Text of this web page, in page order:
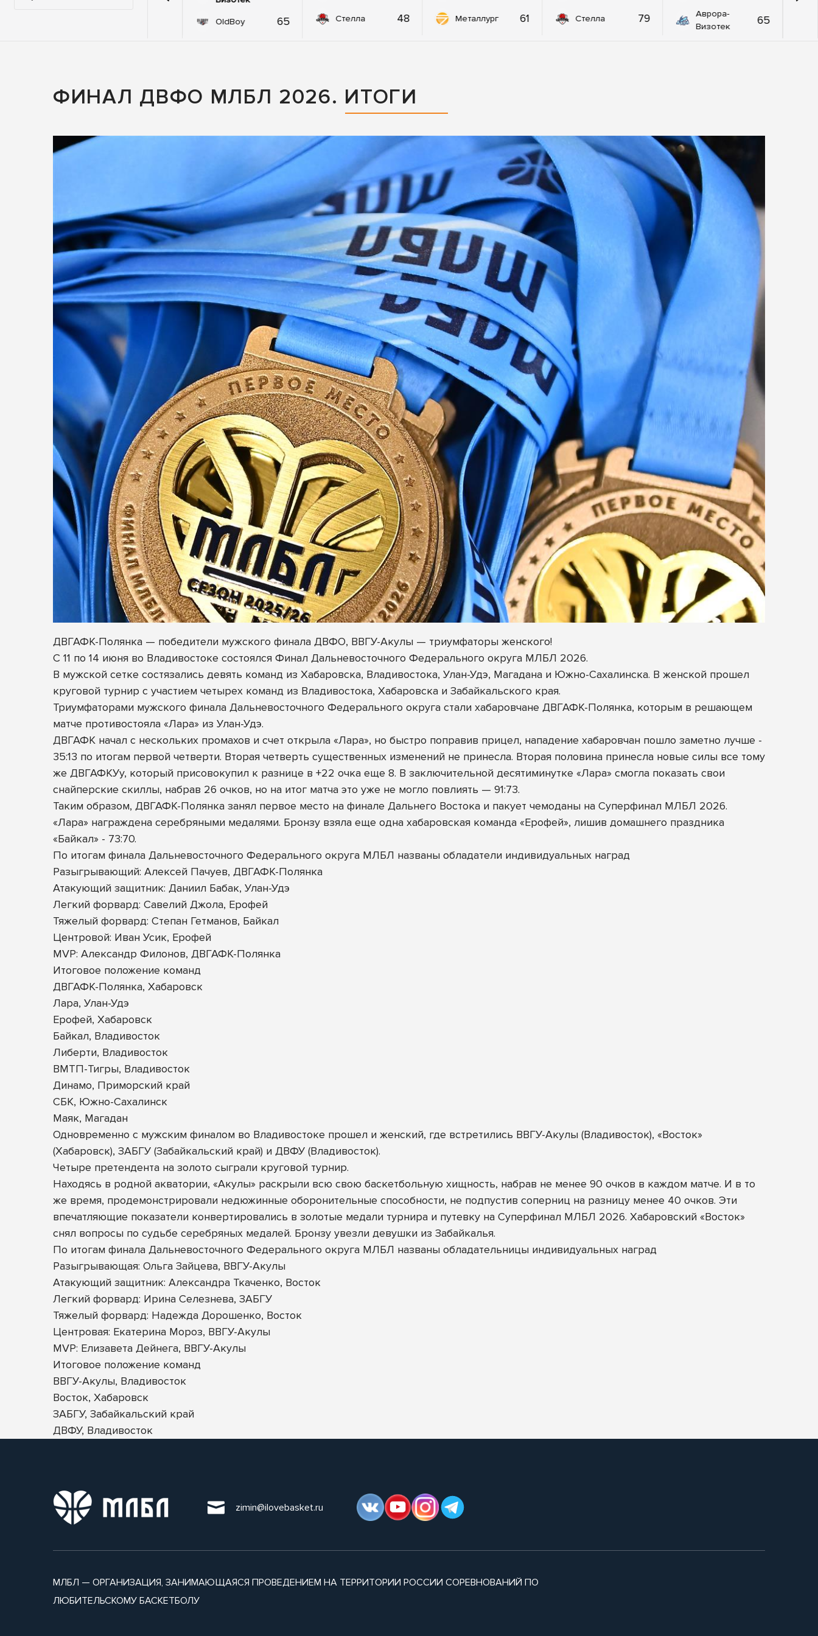
OldBoy 65 Стелла 48 Металлург 61 Стелла 79
Аврора-
Визотек
65
ФИНАЛ ДВФО МЛБЛ 2026. ИТОГИ
ДВГАФК-Полянка — победители мужского финала ДВФО, ВВГУ-Акулы — триумфаторы женского!
С 11 по 14 июня во Владивостоке состоялся Финал Дальневосточного Федерального округа МЛБЛ 2026.
В мужской сетке состязались девять команд из Хабаровска, Владивостока, Улан-Удэ, Магадана и Южно-Сахалинска. В женской прошел
круговой турнир с участием четырех команд из Владивостока, Хабаровска и Забайкальского края.
Триумфаторами мужского финала Дальневосточного Федерального округа стали хабаровчане ДВГАФК-Полянка, которым в решающем
матче противостояла «Лара» из Улан-Удэ.
ДВГАФК начал с нескольких промахов и счет открыла «Лара», но быстро поправив прицел, нападение хабаровчан пошло заметно лучше -
35:13 по итогам первой четверти. Вторая четверть существенных изменений не принесла. Вторая половина принесла новые силы все тому
же ДВГАФКУу, который присовокупил к разнице в +22 очка еще 8. В заключительной десятиминутке «Лара» смогла показать свои
снайперские скиллы, набрав 26 очков, но на итог матча это уже не могло повлиять — 91:73.
Таким образом, ДВГАФК-Полянка занял первое место на финале Дальнего Востока и пакует чемоданы на Суперфинал МЛБЛ 2026.
«Лара» награждена серебряными медалями. Бронзу взяла еще одна хабаровская команда «Ерофей», лишив домашнего праздника
«Байкал» - 73:70.
По итогам финала Дальневосточного Федерального округа МЛБЛ названы обладатели индивидуальных наград
Разыгрывающий: Алексей Пачуев, ДВГАФК-Полянка
Атакующий защитник: Даниил Бабак, Улан-Удэ
Легкий форвард: Савелий Джола, Ерофей
Тяжелый форвард: Степан Гетманов, Байкал
Центровой: Иван Усик, Ерофей
MVP: Александр Филонов, ДВГАФК-Полянка
Итоговое положение команд
ДВГАФК-Полянка, Хабаровск
Лара, Улан-Удэ
Ерофей, Хабаровск
Байкал, Владивосток
Либерти, Владивосток
ВМТП-Тигры, Владивосток
Динамо, Приморский край
СБК, Южно-Сахалинск
Маяк, Магадан
Одновременно с мужским финалом во Владивостоке прошел и женский, где встретились ВВГУ-Акулы (Владивосток), «Восток»
(Хабаровск), ЗАБГУ (Забайкальский край) и ДВФУ (Владивосток).
Четыре претендента на золото сыграли круговой турнир.
Находясь в родной акватории, «Акулы» раскрыли всю свою баскетбольную хищность, набрав не менее 90 очков в каждом матче. И в то
же время, продемонстрировали недюжинные оборонительные способности, не подпустив соперниц на разницу менее 40 очков. Эти
впечатляющие показатели конвертировались в золотые медали турнира и путевку на Суперфинал МЛБЛ 2026. Хабаровский «Восток»
снял вопросы по судьбе серебряных медалей. Бронзу увезли девушки из Забайкалья.
По итогам финала Дальневосточного Федерального округа МЛБЛ названы обладательницы индивидуальных наград
Разыгрывающая: Ольга Зайцева, ВВГУ-Акулы
Атакующий защитник: Александра Ткаченко, Восток
Легкий форвард: Ирина Селезнева, ЗАБГУ
Тяжелый форвард: Надежда Дорошенко, Восток
Центровая: Екатерина Мороз, ВВГУ-Акулы
MVP: Елизавета Дейнега, ВВГУ-Акулы
Итоговое положение команд
ВВГУ-Акулы, Владивосток
Восток, Хабаровск
ЗАБГУ, Забайкальский край
ДВФУ, Владивосток
zimin@ilovebasket.ru
МЛБЛ — ОРГАНИЗАЦИЯ, ЗАНИМАЮЩАЯСЯ ПРОВЕДЕНИЕМ НА ТЕРРИТОРИИ РОССИИ СОРЕВНОВАНИЙ ПО
ЛЮБИТЕЛЬСКОМУ БАСКЕТБОЛУ